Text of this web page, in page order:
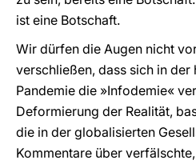
ist eine Botschaft.
Wir dürfen die Augen nicht
verschließen, dass sich in der
Pandemie die »Infodemie«
Deformierung der Realität,
die in der globalisierten
Kommentare über